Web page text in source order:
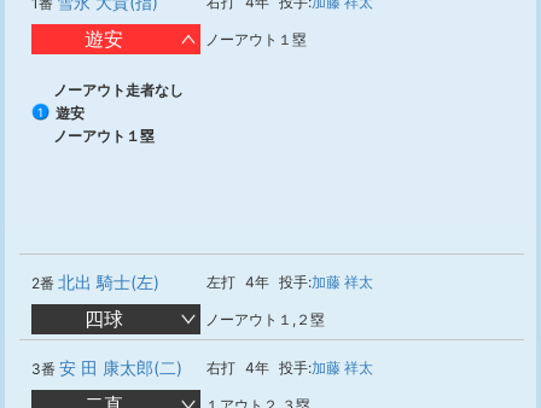
遊安 ノーアウト１塁
ノーアウト走者なし
1
遊安
ノーアウト１塁
2番 北出 騎士(左) 左打 4年 投手:加藤 祥太
四球 ノーアウト１,２塁
3番 安 田 康太郎(二) 右打 4年 投手:加藤 祥太